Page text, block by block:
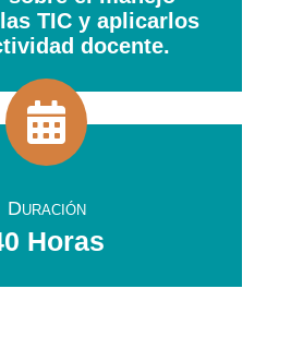
TIC y aplicarlos
docente.

Duración
Horas